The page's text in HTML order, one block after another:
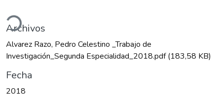
Archivos
Alvarez Razo, Pedro Celestino _Trabajo de
Investigación_Segunda Especialidad_2018.pdf(183,58 KB)
Fecha
2018